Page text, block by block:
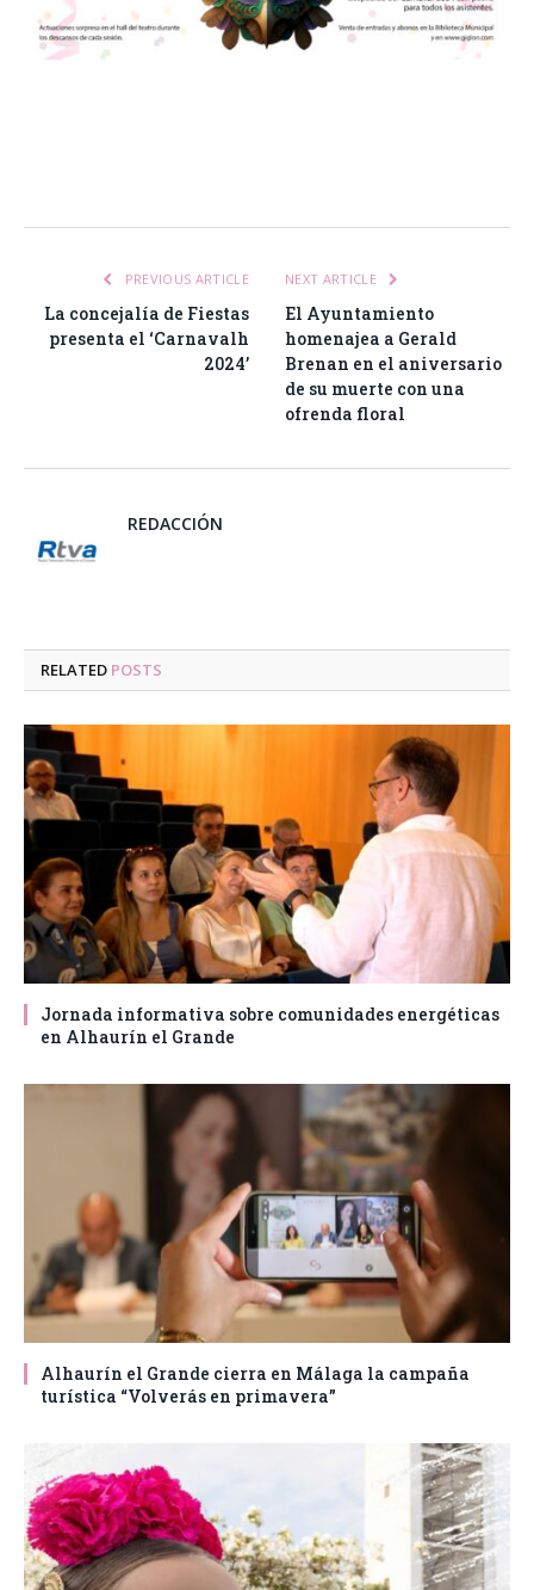
PREVIOUS ARTICLE
La concejalía de Fiestas
presenta el ‘Carnavalh
2024’
NEXT ARTICLE
El Ayuntamiento
homenajea a Gerald
Brenan en el aniversario
de su muerte con una
ofrenda floral
REDACCIÓN
RELATED POSTS
Jornada informativa sobre comunidades energéticas
en Alhaurín el Grande
Alhaurín el Grande cierra en Málaga la campaña
turística “Volverás en primavera”